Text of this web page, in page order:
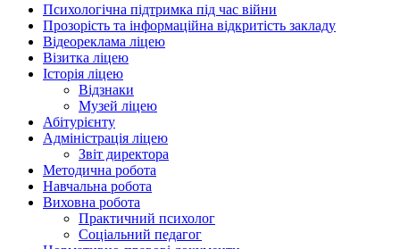
Психологічна підтримка під час війни
Прозорість та інформаційна відкритість закладу
Відеореклама ліцею
Візитка ліцею
Історія ліцею
Відзнаки
Музей ліцею
Абітурієнту
Адміністрація ліцею
Звіт директора
Методична робота
Навчальна робота
Виховна робота
Практичний психолог
Соціальний педагог